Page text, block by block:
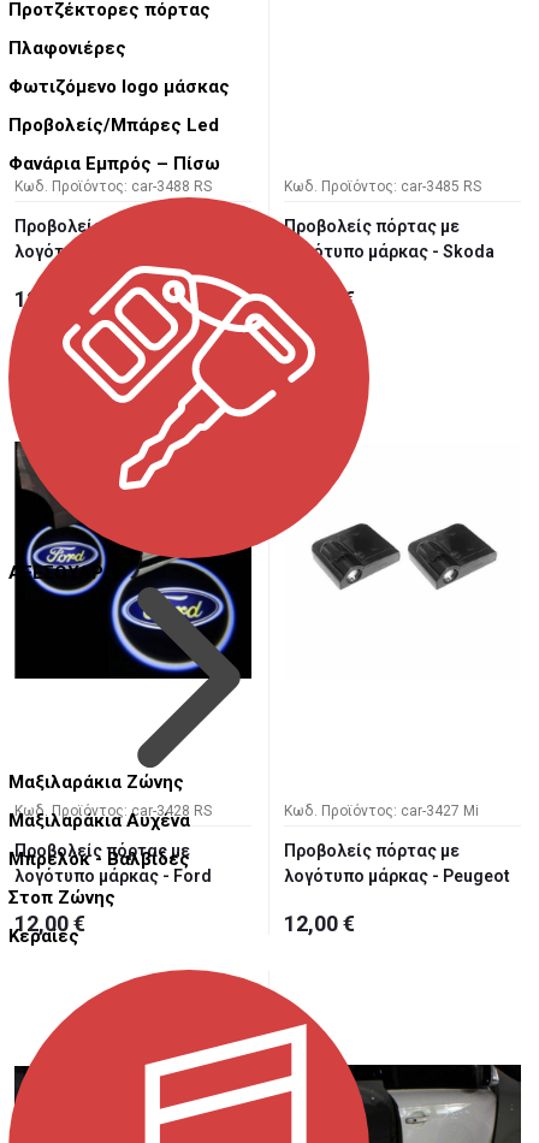
Προτζέκτορες πόρτας
Πλαφονιέρες
Φωτιζόμενο logo μάσκας
Προβολείς/Μπάρες Led
Φανάρια Εμπρός – Πίσω
ΑΞΕΣΟΥΑΡ
Μαξιλαράκια Ζώνης
Μαξιλαράκια Αυχένα
Μπρελόκ - Βαλβίδες
Στοπ Ζώνης
Κεραίες
Κωδ. Προϊόντος: car-3488 RS
Προβολείς πόρτας με
λογότυπο μάρκας - Audi
12,00 €
Κωδ. Προϊόντος: car-3485 RS
Προβολείς πόρτας με
λογότυπο μάρκας - Skoda
12,00 €
Κωδ. Προϊόντος: car-3428 RS
Προβολείς πόρτας με
λογότυπο μάρκας - Ford
12,00 €
Κωδ. Προϊόντος: car-3427 Mi
Προβολείς πόρτας με
λογότυπο μάρκας - Peugeot
12,00 €